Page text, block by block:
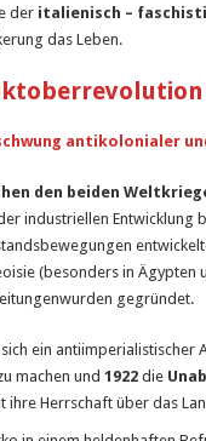
der italienisch –
das Leben.
antikolonialer
den beiden
industriellen Entwicklung
(besonders in Ägypten
gegründet.
ein
machen und 1922 die
ihre Herrschaft über das